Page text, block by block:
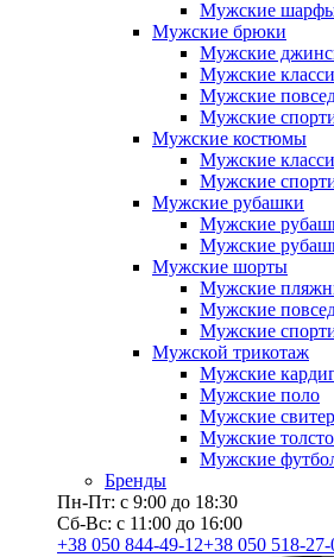
Мужские
Мужские брюки
Мужские
Мужские
Мужские
Мужские
Мужские костюмы
Мужские
Мужские
Мужские рубашки
Мужские
Мужские
Мужские шорты
Мужские
Мужские
Мужские
Мужской трикотаж
Мужские
Мужские поло
Мужские
Мужские
Мужские
Бренды
Пн-Пт: с 9:00 до 18:30
Сб-Вс: с 11:00 до 16:00
+38 050 844-49-12+38 050 518-27-